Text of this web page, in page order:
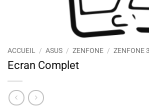
ACCUEIL / ASUS / ZENFONE / ZENFONE 3
Ecran Complet